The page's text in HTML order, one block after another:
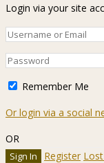
Login via your site
Remember Me
Or login via a social
OR
Register